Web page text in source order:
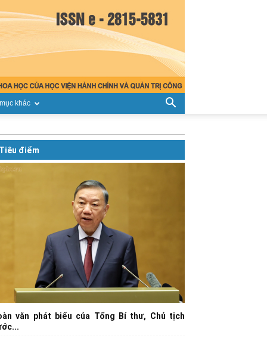
khác
Tiêu điểm
văn phát biểu của Tổng Bí thư, Chủ tịch